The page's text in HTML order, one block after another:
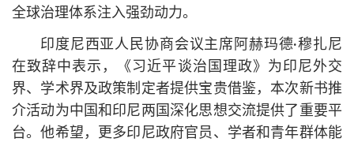
全球治理体系注入强劲动力。
印度尼西亚人民协商会议主席阿赫玛德·穆扎尼
在致辞中表示，《习近平谈治国理政》为印尼外交
界、学术界及政策制定者提供宝贵借鉴，本次新书推
介活动为中国和印尼两国深化思想交流提供了重要平
台。他希望，更多印尼政府官员、学者和青年群体能